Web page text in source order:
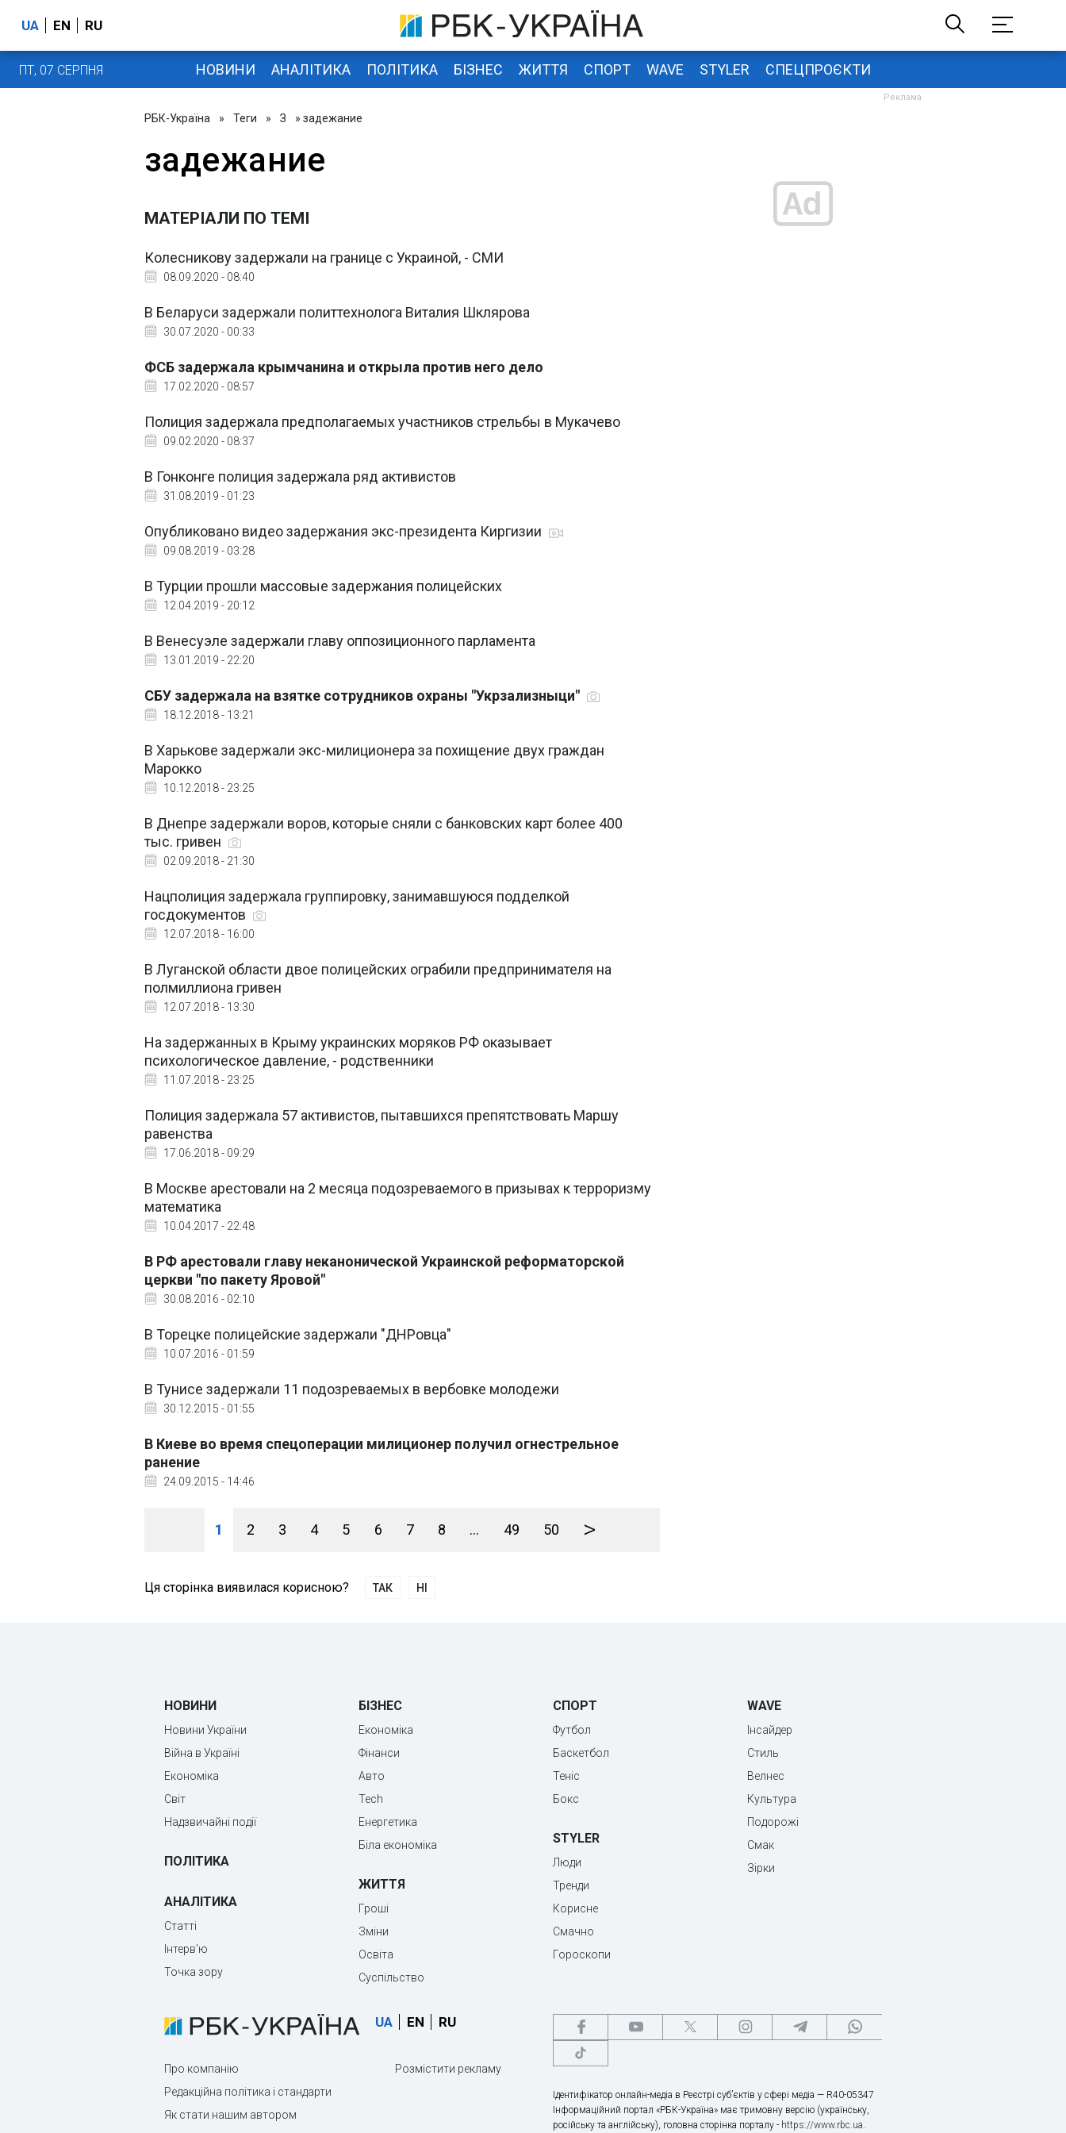
UA EN RU
ПТ, 07 СЕРПНЯ НОВИНИ АНАЛІТИКА ПОЛІТИКА БІЗНЕС ЖИТТЯ СПОРТ WAVE STYLER СПЕЦПРОЄКТИ
РБК-Україна » Теги » З » задежание
задежание
МАТЕРІАЛИ ПО ТЕМІ
Колесникову задержали на границе с Украиной, - СМИ
08.09.2020 - 08:40
В Беларуси задержали политтехнолога Виталия Шклярова
30.07.2020 - 00:33
ФСБ задержала крымчанина и открыла против него дело
17.02.2020 - 08:57
Полиция задержала предполагаемых участников стрельбы в Мукачево
09.02.2020 - 08:37
В Гонконге полиция задержала ряд активистов
31.08.2019 - 01:23
Опубликовано видео задержания экс-президента Киргизии
09.08.2019 - 03:28
В Турции прошли массовые задержания полицейских
12.04.2019 - 20:12
В Венесуэле задержали главу оппозиционного парламента
13.01.2019 - 22:20
СБУ задержала на взятке сотрудников охраны "Укрзализныци"
18.12.2018 - 13:21
В Харькове задержали экс-милиционера за похищение двух граждан
Марокко
10.12.2018 - 23:25
В Днепре задержали воров, которые сняли с банковских карт более 400
тыс. гривен
02.09.2018 - 21:30
Нацполиция задержала группировку, занимавшуюся подделкой
госдокументов
12.07.2018 - 16:00
В Луганской области двое полицейских ограбили предпринимателя на
полмиллиона гривен
12.07.2018 - 13:30
На задержанных в Крыму украинских моряков РФ оказывает
психологическое давление, - родственники
11.07.2018 - 23:25
Полиция задержала 57 активистов, пытавшихся препятствовать Маршу
равенства
17.06.2018 - 09:29
В Москве арестовали на 2 месяца подозреваемого в призывах к терроризму
математика
10.04.2017 - 22:48
В РФ арестовали главу неканонической Украинской реформаторской
церкви "по пакету Яровой"
30.08.2016 - 02:10
В Торецке полицейские задержали "ДНРовца"
10.07.2016 - 01:59
В Тунисе задержали 11 подозреваемых в вербовке молодежи
30.12.2015 - 01:55
В Киеве во время спецоперации милиционер получил огнестрельное
ранение
24.09.2015 - 14:46
1 2 3 4 5 6 7 8 ... 49 50 >
Ця сторінка виявилася корисною? ТАК НІ
НОВИНИ
Новини України
Війна в Україні
Економіка
Світ
Надзвичайні події
ПОЛІТИКА
АНАЛІТИКА
Статті
Інтерв'ю
Точка зору
БІЗНЕС
Економіка
Фінанси
Авто
Tech
Енергетика
Біла економіка
ЖИТТЯ
Гроші
Зміни
Освіта
Суспільство
СПОРТ
Футбол
Баскетбол
Теніс
Бокс
STYLER
Люди
Тренди
Корисне
Смачно
Гороскопи
WAVE
Інсайдер
Стиль
Велнес
Культура
Подорожі
Смак
Зірки
UA EN RU
Про компанію
Редакційна політика і стандарти
Як стати нашим автором
Розмістити рекламу
Ідентифікатор онлайн-медіа в Реєстрі суб’єктів у сфері медіа — R40-05347
Інформаційний портал «РБК-Україна» має тримовну версію (українську,
російську та англійську), головна сторінка порталу - https://www.rbc.ua.